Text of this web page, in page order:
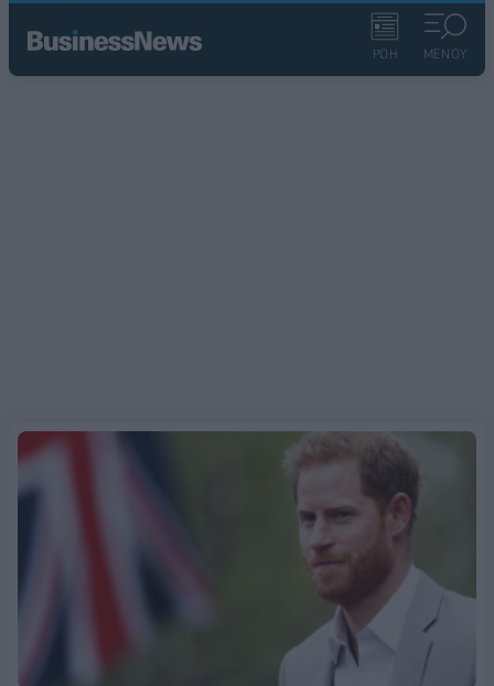
ΡΟΗ ΜΕΝΟΥ